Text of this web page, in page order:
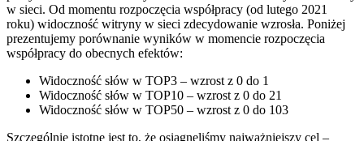
w sieci. Od momentu rozpoczęcia współpracy (od lutego 2021
roku) widoczność witryny w sieci zdecydowanie wzrosła. Poniżej
prezentujemy porównanie wyników w momencie rozpoczęcia
współpracy do obecnych efektów:
Widoczność słów w TOP3 – wzrost z 0 do 1
Widoczność słów w TOP10 – wzrost z 0 do 21
Widoczność słów w TOP50 – wzrost z 0 do 103
Szczególnie istotne jest to, że osiągnęliśmy najważniejszy cel –